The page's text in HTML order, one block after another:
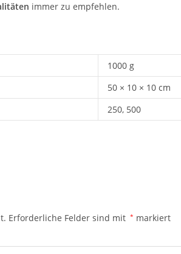
immer zu empfehlen.
1000 g
50 × 10 × 10 cm
250, 500
Erforderliche Felder sind mit * markiert